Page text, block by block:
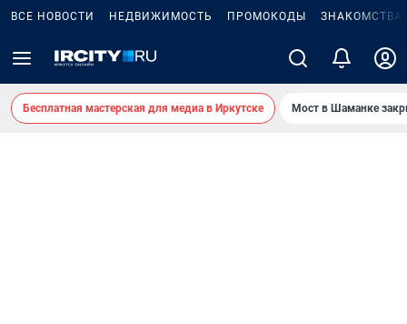
ВСЕ НОВОСТИ НЕДВИЖИМОСТЬ ПРОМОКОДЫ ЗНАКОМСТВА
Бесплатная мастерская для медиа в Иркутске Мост в Шаманке